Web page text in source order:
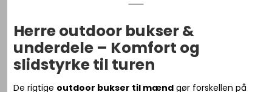
Herre outdoor bukser &
underdele – Komfort og
slidstyrke til turen
De rigtige outdoor bukser til mænd gør forskellen på